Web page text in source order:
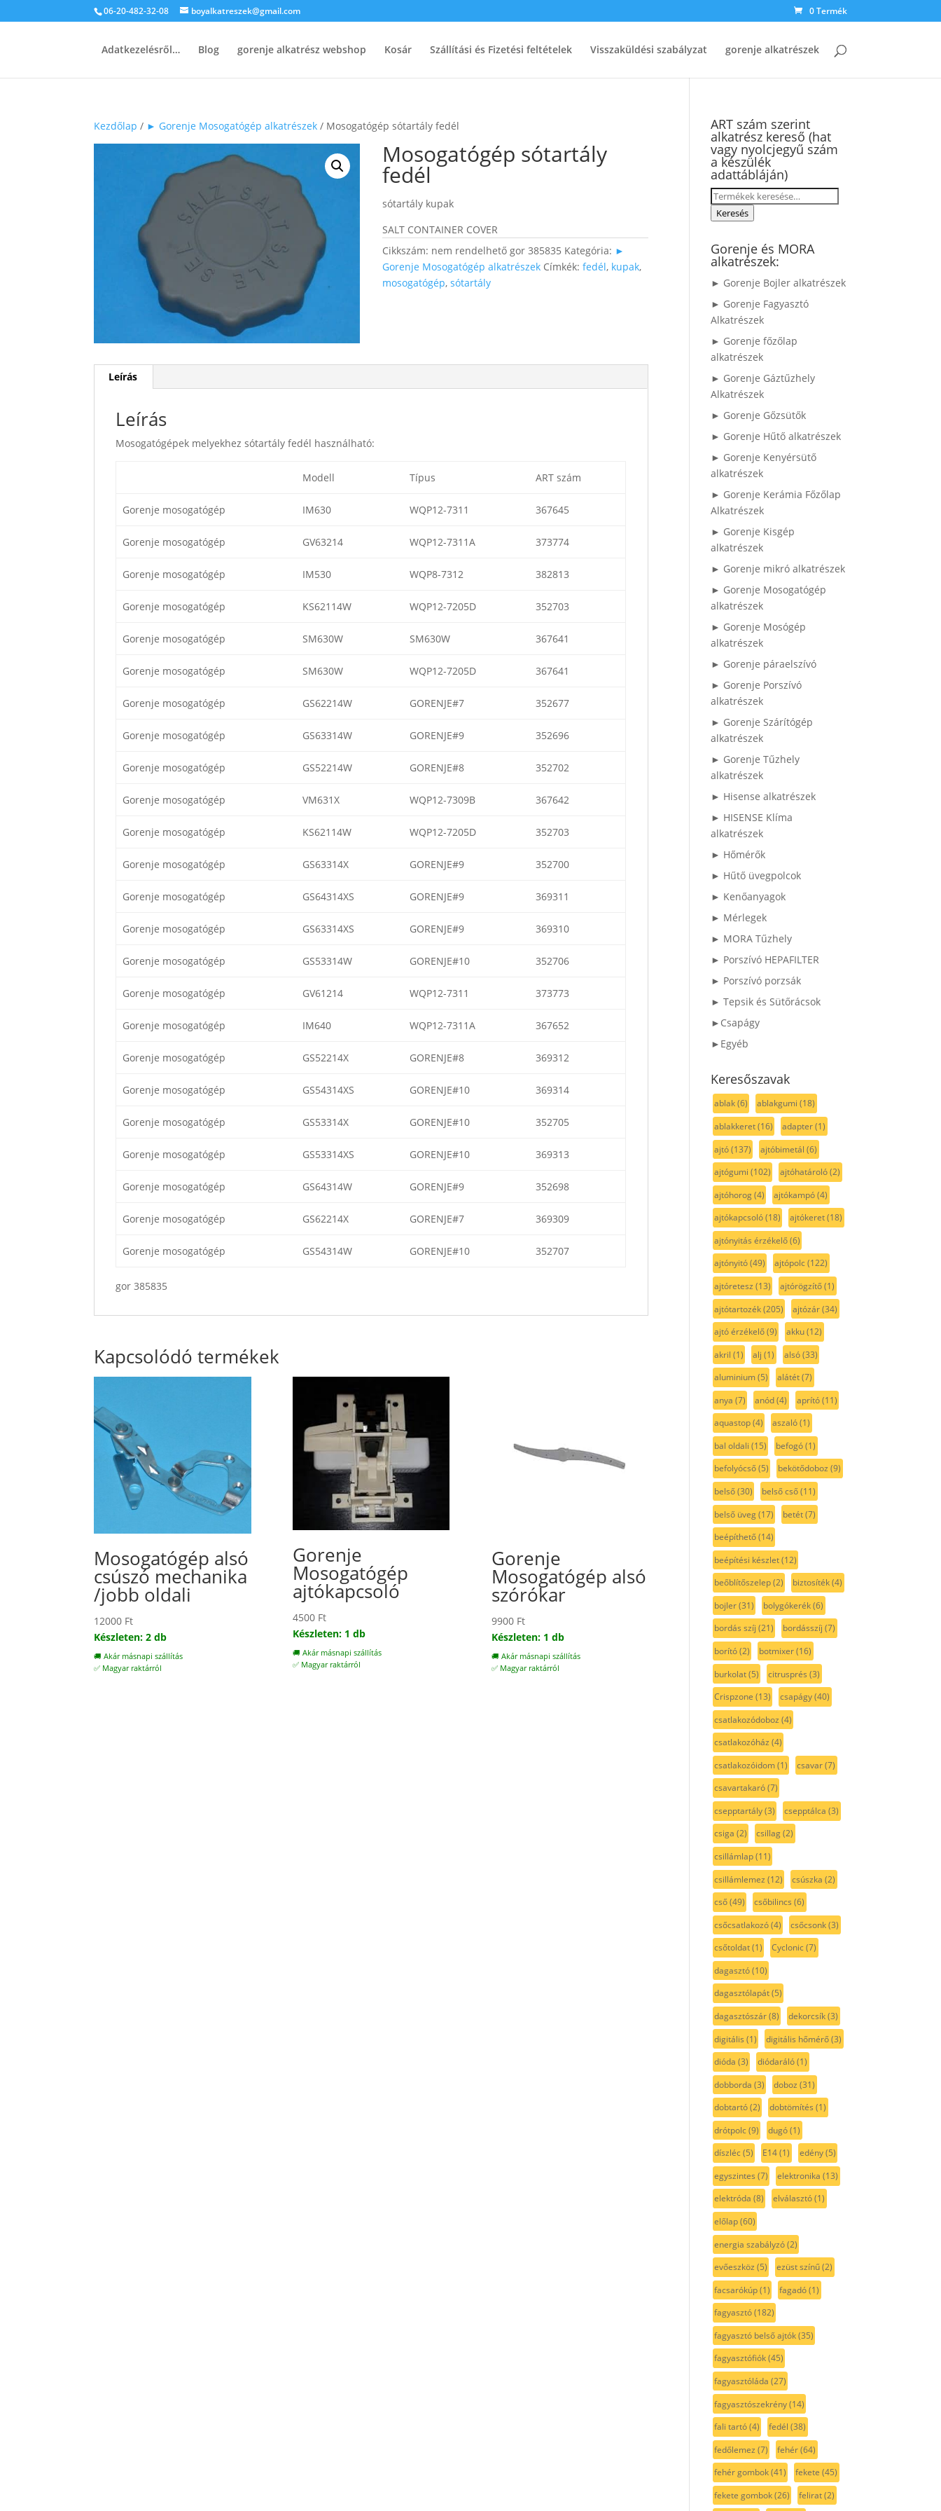
06-20-482-32-08 boyalkatreszek@gmail.com 0 Termék
Adatkezelésről… Blog gorenje alkatrész webshop Kosár Szállítási és Fizetési feltételek Visszaküldési szabályzat gorenje alkatrészek
Kezdőlap / ► Gorenje Mosogatógép alkatrészek / Mosogatógép sótartály fedél
Mosogatógép sótartály
fedél
sótartály kupak
SALT CONTAINER COVER
Cikkszám: nem rendelhető gor 385835 Kategória: ►
Gorenje Mosogatógép alkatrészek Címkék:fedél, kupak,
mosogatógép,sótartály
Leírás
Leírás
Mosogatógépek melyekhez sótartály fedél használható:
Modell Típus ART szám
Gorenje mosogatógép IM630 WQP12-7311 367645
Gorenje mosogatógép GV63214 WQP12-7311A 373774
Gorenje mosogatógép IM530 WQP8-7312 382813
Gorenje mosogatógép KS62114W WQP12-7205D 352703
Gorenje mosogatógép SM630W SM630W 367641
Gorenje mosogatógép SM630W WQP12-7205D 367641
Gorenje mosogatógép GS62214W GORENJE#7 352677
Gorenje mosogatógép GS63314W GORENJE#9 352696
Gorenje mosogatógép GS52214W GORENJE#8 352702
Gorenje mosogatógép VM631X WQP12-7309B 367642
Gorenje mosogatógép KS62114W WQP12-7205D 352703
Gorenje mosogatógép GS63314X GORENJE#9 352700
Gorenje mosogatógép GS64314XS GORENJE#9 369311
Gorenje mosogatógép GS63314XS GORENJE#9 369310
Gorenje mosogatógép GS53314W GORENJE#10 352706
Gorenje mosogatógép GV61214 WQP12-7311 373773
Gorenje mosogatógép IM640 WQP12-7311A 367652
Gorenje mosogatógép GS52214X GORENJE#8 369312
Gorenje mosogatógép GS54314XS GORENJE#10 369314
Gorenje mosogatógép GS53314X GORENJE#10 352705
Gorenje mosogatógép GS53314XS GORENJE#10 369313
Gorenje mosogatógép GS64314W GORENJE#9 352698
Gorenje mosogatógép GS62214X GORENJE#7 369309
Gorenje mosogatógép GS54314W GORENJE#10 352707
gor 385835
Kapcsolódó termékek
Mosogatógép alsó
csúszó mechanika
/jobb oldali
12000 Ft
Készleten: 2 db
🚚 Akár másnapi szállítás
✅ Magyar raktárról
Gorenje
Mosogatógép
ajtókapcsoló
4500 Ft
Készleten: 1 db
🚚 Akár másnapi szállítás
✅ Magyar raktárról
Gorenje
Mosogatógép alsó
szórókar
9900 Ft
Készleten: 1 db
🚚 Akár másnapi szállítás
✅ Magyar raktárról
ART szám szerint
alkatrész kereső (hat
vagy nyolcjegyű szám
a készülék
adattábláján)
Keresés
a Keresés
Gorenje és MORA
alkatrészek:
► Gorenje Bojler alkatrészek
► Gorenje Fagyasztó
Alkatrészek
► Gorenje főzőlap
alkatrészek
► Gorenje Gáztűzhely
Alkatrészek
► Gorenje Gőzsütők
► Gorenje Hűtő alkatrészek
► Gorenje Kenyérsütő
alkatrészek
► Gorenje Kerámia Főzőlap
Alkatrészek
► Gorenje Kisgép
alkatrészek
► Gorenje mikró alkatrészek
► Gorenje Mosogatógép
alkatrészek
► Gorenje Mosógép
alkatrészek
► Gorenje páraelszívó
► Gorenje Porszívó
alkatrészek
► Gorenje Szárítógép
alkatrészek
► Gorenje Tűzhely
alkatrészek
► Hisense alkatrészek
► HISENSE Klíma
alkatrészek
► Hőmérők
► Hűtő üvegpolcok
► Kenőanyagok
► Mérlegek
► MORA Tűzhely
► Porszívó HEPAFILTER
► Porszívó porzsák
► Tepsik és Sütőrácsok
►Csapágy
►Egyéb
Keresőszavak
ablak(6) ablakgumi (18)
ablakkeret(16) adapter(1)
ajtó(137) ajtóbimetál (6)
ajtógumi (102) ajtóhatároló(2)
ajtóhorog(4) ajtókampó(4)
ajtókapcsoló(18) ajtókeret(18)
ajtónyitás érzékelő(6)
ajtónyitó(49) ajtópolc(122)
ajtóretesz (13) ajtórögzítő(1)
ajtótartozék(205) ajtózár(34)
ajtó érzékelő(9) akku(12)
akril (1) alj (1) alsó(33)
aluminium(5) alátét(7)
anya (7) anód(4) aprító(11)
aquastop(4) aszaló(1)
bal oldali (15) befogó(1)
befolyócső(5) bekötődoboz (9)
belső(30) belső cső(11)
belső üveg(17) betét(7)
beépíthető(14)
beépítési készlet(12)
beőblítőszelep(2) biztosíték(4)
bojler(31) bolygókerék(6)
bordás szíj (21) bordásszíj (7)
borító(2) botmixer(16)
burkolat(5) citrusprés (3)
Crispzone (13) csapágy(40)
csatlakozódoboz (4)
csatlakozóház (4)
csatlakozóidom(1) csavar(7)
csavartakaró(7)
csepptartály(3) csepptálca (3)
csiga (2) csillag(2)
csillámlap(11)
csillámlemez (12) csúszka (2)
cső(49) csőbilincs (6)
csőcsatlakozó(4) csőcsonk(3)
csőtoldat(1) Cyclonic(7)
dagasztó(10)
dagasztólapát(5)
dagasztószár(8) dekorcsík(3)
digitális (1) digitális hőmérő(3)
dióda (3) diódaráló(1)
dobborda (3) doboz (31)
dobtartó(2) dobtömítés (1)
drótpolc(9) dugó(1)
díszléc(5) E14(1) edény(5)
egyszintes (7) elektronika (13)
elektróda (8) elválasztó(1)
előlap(60)
energia szabályzó(2)
evőeszköz (5) ezüst színű(2)
facsarókúp(1) fagadó(1)
fagyasztó(182)
fagyasztó belső ajtók(35)
fagyasztófiók(45)
fagyasztóláda (27)
fagyasztószekrény(14)
fali tartó(4) fedél (38)
fedőlemez (7) fehér(64)
fehér gombok(41) fekete (45)
fekete gombok(26) felirat(2)